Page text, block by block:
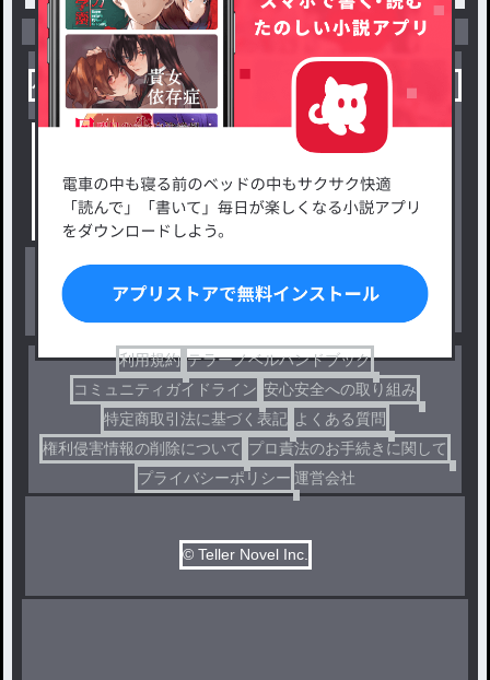
小説を探す
小説コンテスト応募・公募
出版・メディアミックス作品
ジャンルから探す
恋愛・ロマンス
ファンタジー・異世界・SF
ドラマ
利用規約 テラーノベルハンドブック
コミュニティガイドライン 安心安全への取り組み
特定商取引法に基づく表記 よくある質問
権利侵害情報の削除について プロ責法のお手続きに関して
プライバシーポリシー 運営会社
© Teller Novel Inc.